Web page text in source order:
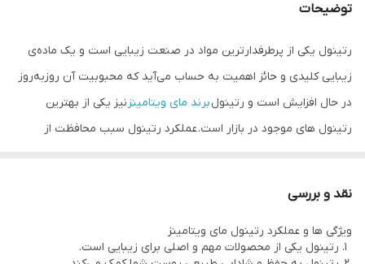
توضیحات
رتینول یکی از پرطرفدارترین مواد در صنعت زیبایی است و یک ماده‌ی
زیبایی کلیدی و حائز اهمیت به حساب می‌آید که محبوبیت آن روزبه‌روز
در حال افزایش است و رتینولبرند مای ویتامینزنیز یکی از بهترین
رتینول های موجود در بازار است. عملکرد رتینول سبب محافظت از
مقدار آب تبخیر شده از پوست را کاهش می دهد این امر ظاهری تازه تر
به پوست داده، از علائم پیری کاسته و روند آن را کندتر خواهد کرد. از
جمله دیگر فواید رتینول می توان به درمان آکنه های شدید و همینطور
نقد و بررسی
ویژگی ها و عملکرد رتینول مای ویتامینز
رتینول یکی از محصولات مهم و اصلی برای زیبایی است.